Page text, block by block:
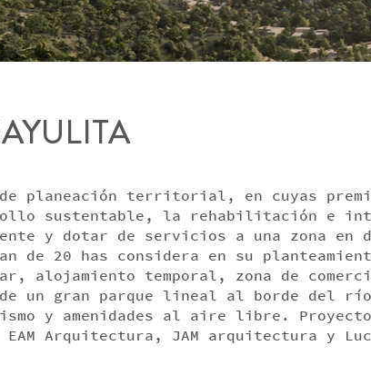
planeación territorial, en cuyas
sustentable, la rehabilitación e
y dotar de servicios a una zona en
de 20 has considera en su
alojamiento temporal, zona de
un gran parque lineal al borde del
y amenidades al aire libre.
EAM Arquitectura, JAM arquitectura y